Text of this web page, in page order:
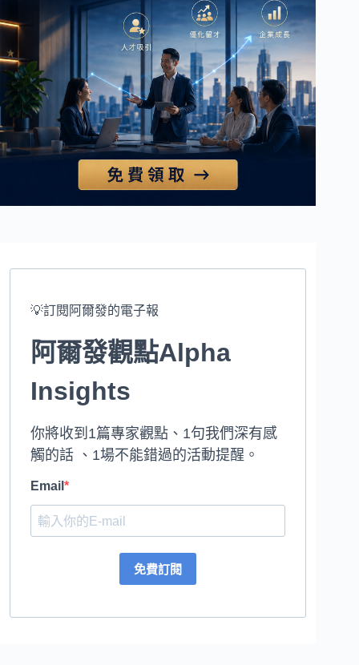
💡訂閱阿爾發的電子報
阿爾發觀點Alpha
Insights
你將收到1篇專家觀點、1句我們深有感
觸的話 、1場不能錯過的活動提醒。
Email
免費訂閱